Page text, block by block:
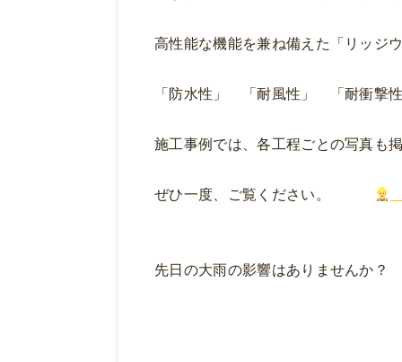
高性能な機能を兼ね備えた「リッジ
「防水性」 「耐風性」 「耐衝撃
施工事例では、各工程ごとの写真も
ぜひ一度、ご覧ください。
先日の大雨の影響はありませんか